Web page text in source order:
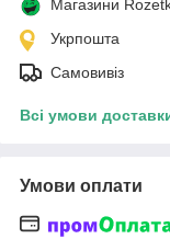
Магазини
Укрпошта
Самовивіз
Всі умови
Умови оплати